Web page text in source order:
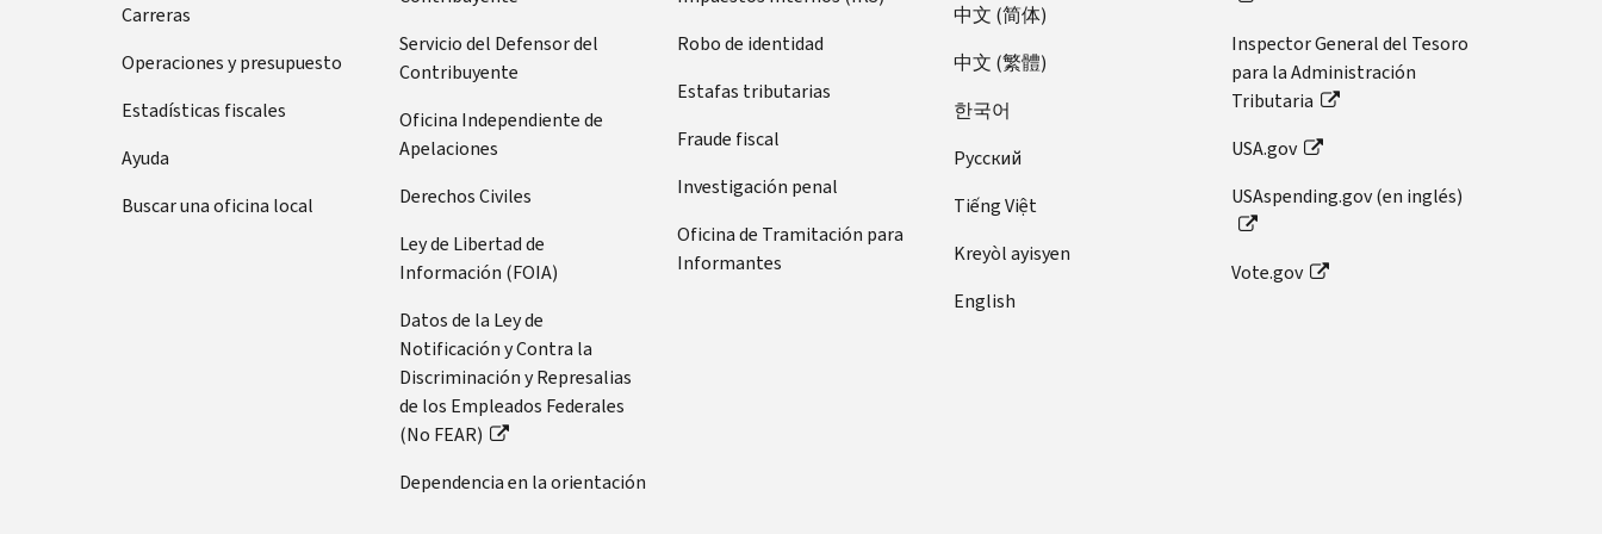
Carreras
Operaciones y presupuesto
Estadísticas fiscales
Ayuda
Buscar una oficina local
Servicio del Defensor del
Contribuyente
Oficina Independiente de
Apelaciones
Derechos Civiles
Ley de Libertad de
Información (FOIA)
Datos de la Ley de
Notificación y Contra la
Discriminación y Represalias
de los Empleados Federales
(No FEAR)
Dependencia en la orientación
Robo de identidad
Estafas tributarias
Fraude fiscal
Investigación penal
Oficina de Tramitación para
Informantes
中文 (简体)
中文 (繁體)
한국어
Pусский
Tiếng Việt
Kreyòl ayisyen
English
Inspector General del Tesoro
para la Administración
Tributaria
USA.gov
USAspending.gov (en inglés)
Vote.gov